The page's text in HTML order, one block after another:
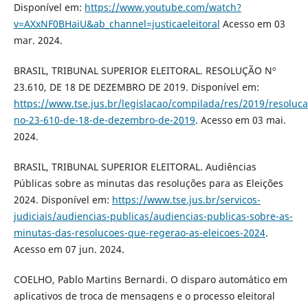
Disponível em: https://www.youtube.com/watch?
v=AXxNF0BHaiU&ab_channel=justicaeleitoral Acesso em 03
mar. 2024.
BRASIL, TRIBUNAL SUPERIOR ELEITORAL. RESOLUÇÃO Nº
23.610, DE 18 DE DEZEMBRO DE 2019. Disponível em:
https://www.tse.jus.br/legislacao/compilada/res/2019/
no-23-610-de-18-de-dezembro-de-2019. Acesso em 03 mai.
2024.
BRASIL, TRIBUNAL SUPERIOR ELEITORAL. Audiências
Públicas sobre as minutas das resoluções para as Eleições
2024. Disponível em: https://www.tse.jus.br/servicos-
judiciais/audiencias-publicas/audiencias-publicas-sobre-as-
minutas-das-resolucoes-que-regerao-as-eleicoes-2024.
Acesso em 07 jun. 2024.
COELHO, Pablo Martins Bernardi. O disparo automático em
aplicativos de troca de mensagens e o processo eleitoral